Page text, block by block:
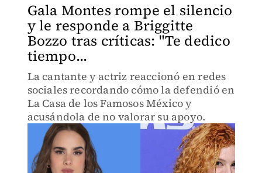
Gala Montes rompe el silencio
y le responde a Briggitte
Bozzo tras críticas: "Te dedico
tiempo...
La cantante y actriz reaccionó en redes
sociales recordando cómo la defendió en
La Casa de los Famosos México y
acusándola de no valorar su apoyo.